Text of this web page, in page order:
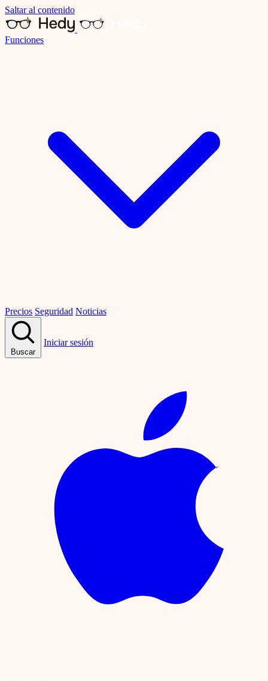
Saltar al contenido
Funciones
Precios Seguridad Noticias
Buscar
Iniciar sesión